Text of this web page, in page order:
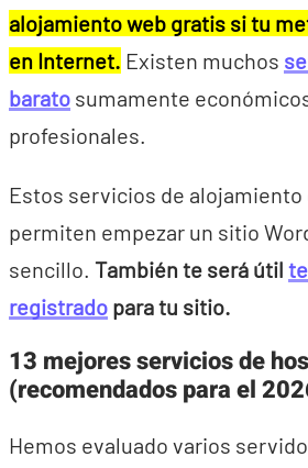
alojamiento web gratis si tu
en Internet. Existen muchos
barato sumamente
profesionales.
Estos servicios de
permiten empezar un sitio
sencillo. También te será útil
registrado para tu sitio.
13 mejores servicios de
(recomendados para el
Hemos evaluado varios